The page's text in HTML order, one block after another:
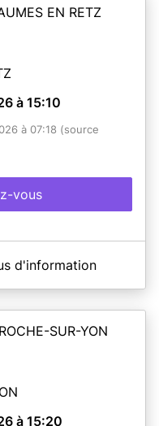
EN RETZ
à 15:10
à 07:18 (source
vous
Retz
de 5
de changement
VOUS
(pré-demande
vous.
d'information
SUR-YON
à 15:20